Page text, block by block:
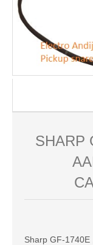
SHARP
Sharp GF-